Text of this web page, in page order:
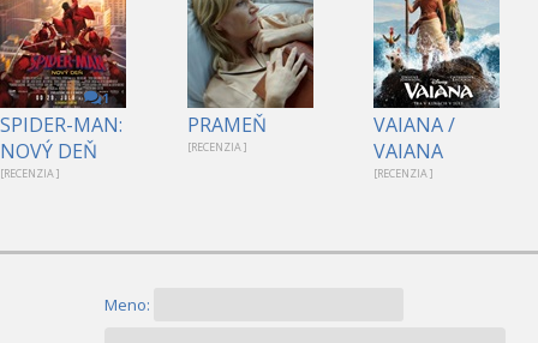
1
SPIDER-MAN:
NOVÝ DEŇ
[RECENZIA ]
PRAMEŇ
[RECENZIA ]
VAIANA /
VAIANA
[RECENZIA ]
Meno: